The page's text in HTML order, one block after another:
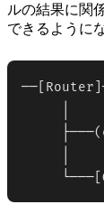
ルの結果に関
できるように